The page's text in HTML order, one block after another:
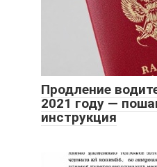
Продление
2021 году —
инструкция